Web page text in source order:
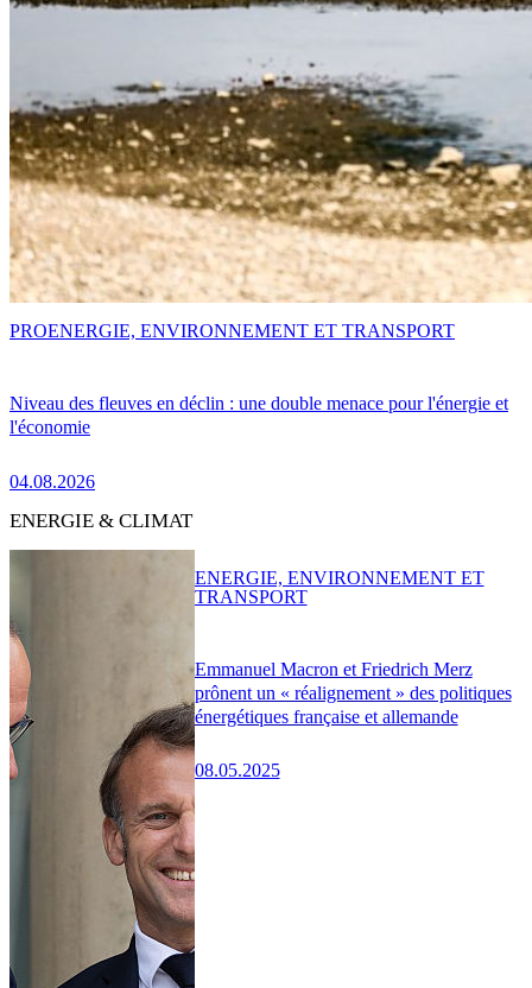
Niveau des fleuves en déclin : une double menace pour l'énergie et
l'économie
04.08.2026
PROENERGIE, ENVIRONNEMENT ET TRANSPORT
ENERGIE & CLIMAT
Emmanuel Macron et Friedrich Merz
prônent un « réalignement » des politiques
énergétiques française et allemande
08.05.2025
ENERGIE, ENVIRONNEMENT ET
TRANSPORT